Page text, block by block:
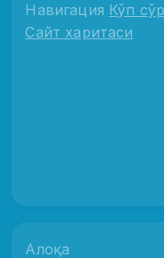
Навигация Кўп
Сайт харитаси
Алоқа